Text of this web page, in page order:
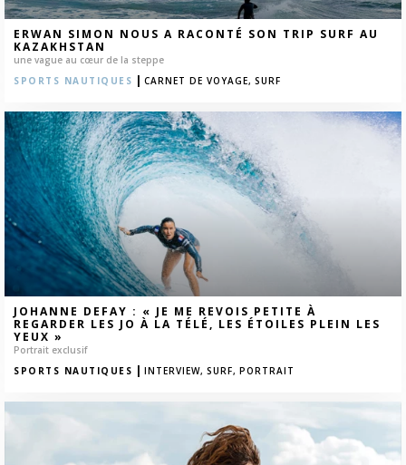
ERWAN SIMON NOUS A RACONTÉ SON TRIP SURF AU
KAZAKHSTAN
une vague au cœur de la steppe
SPORTS NAUTIQUES | CARNET DE VOYAGE, SURF
JOHANNE DEFAY : « JE ME REVOIS PETITE À
REGARDER LES JO À LA TÉLÉ, LES ÉTOILES PLEIN LES
YEUX »
Portrait exclusif
SPORTS NAUTIQUES | INTERVIEW, SURF, PORTRAIT